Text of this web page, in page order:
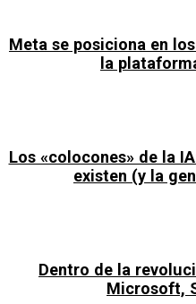
Meta se posiciona en
la
Los «colocones» de la
existen (y la
Dentro de la
Microsoft,